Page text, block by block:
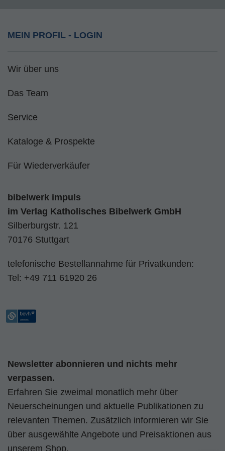
MEIN PROFIL - LOGIN
Wir über uns
Das Team
Service
Kataloge & Prospekte
Für Wiederverkäufer
bibelwerk impuls
im Verlag Katholisches Bibelwerk GmbH
Silberburgstr. 121
70176 Stuttgart
telefonische Bestellannahme für Privatkunden:
Tel: +49 711 61920 26
Newsletter abonnieren und nichts mehr
verpassen.
Erfahren Sie zweimal monatlich mehr über
Neuerscheinungen und aktuelle Publikationen zu
relevanten Themen. Zusätzlich informieren wir Sie
über ausgewählte Angebote und Preisaktionen aus
unserem Shop.